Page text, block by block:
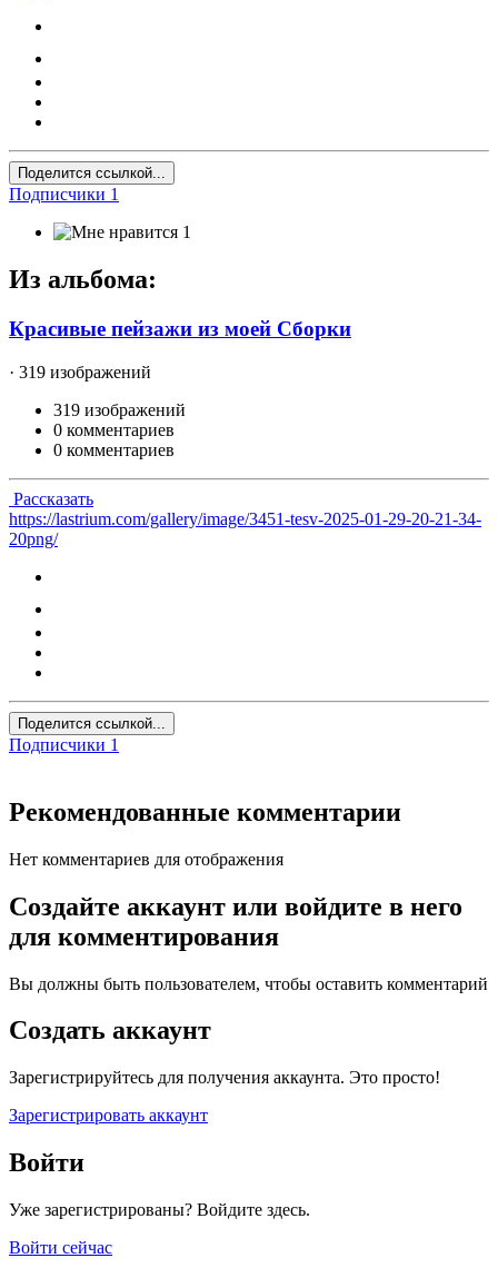
Поделится ссылкой...
Подписчики 1
1
Из альбома:
Красивые пейзажи из моей Сборки
· 319 изображений
319 изображений
0 комментариев
0 комментариев
Рассказать
https://lastrium.com/gallery/image/3451-tesv-2025-01-29-20-21-34-
20png/
Поделится ссылкой...
Подписчики 1
Рекомендованные комментарии
Нет комментариев для отображения
Создайте аккаунт или войдите в него
для комментирования
Вы должны быть пользователем, чтобы оставить комментарий
Создать аккаунт
Зарегистрируйтесь для получения аккаунта. Это просто!
Зарегистрировать аккаунт
Войти
Уже зарегистрированы? Войдите здесь.
Войти сейчас